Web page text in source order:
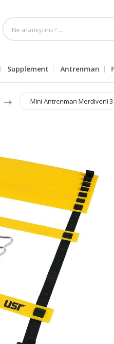
Supplement Antrenman
Mini Antrenman Merdiveni 3